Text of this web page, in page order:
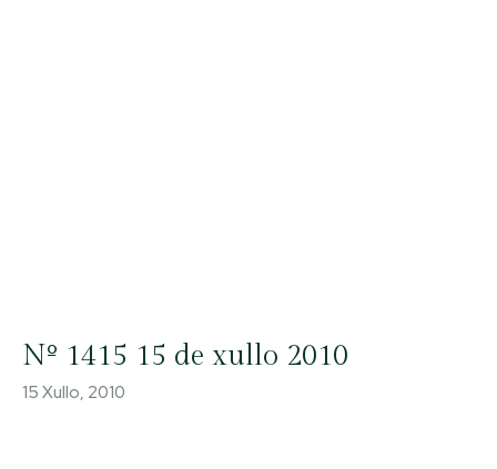
Nº 1415 15 de xullo 2010
15 Xullo, 2010